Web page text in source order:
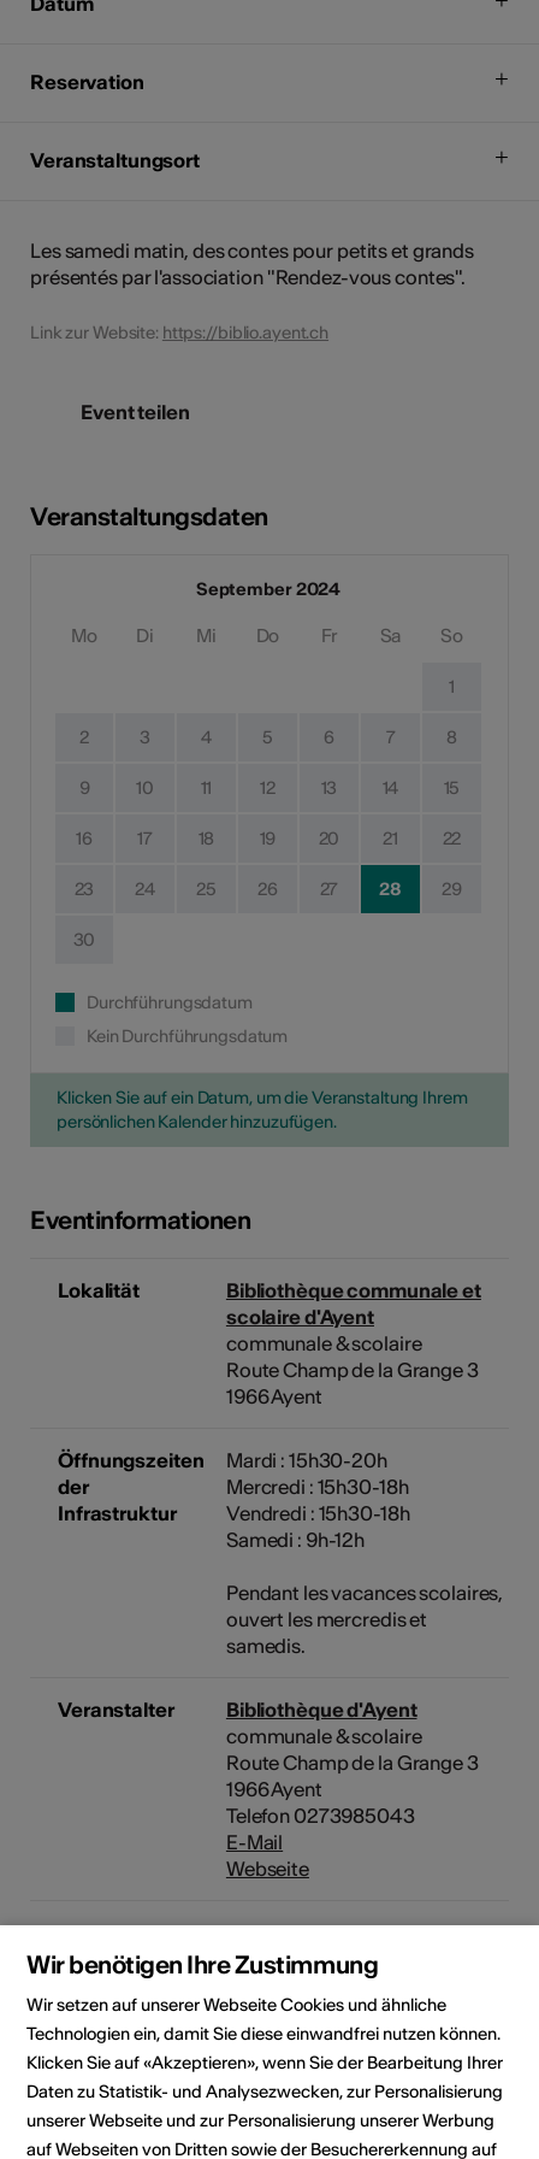
Reservation
Veranstaltungsort
Les samedi matin, des contes pour petits et grands
présentés par l'association "Rendez-vous contes".
Link zur Website: https://biblio.ayent.ch
Event teilen
Veranstaltungsdaten
September 2024
Mo Di Mi Do Fr Sa So
1
2 3 4 5 6 7 8
9 10 11 12 13 14 15
16 17 18 19 20 21 22
23 24 25 26 27 28 29
30
Durchführungsdatum
Kein Durchführungsdatum
Klicken Sie auf ein Datum, um die Veranstaltung Ihrem
persönlichen Kalender hinzuzufügen.
Eventinformationen
Lokalität
Bibliothèque communale et
scolaire d'Ayent
communale & scolaire
Route Champ de la Grange 3
1966 Ayent
Öffnungszeiten
der
Infrastruktur
Mardi : 15h30-20h
Mercredi : 15h30-18h
Vendredi : 15h30-18h
Samedi : 9h-12h
Pendant les vacances scolaires,
ouvert les mercredis et
samedis.
Veranstalter
Bibliothèque d'Ayent
communale & scolaire
Route Champ de la Grange 3
1966 Ayent
Telefon 0273985043
E-Mail
Webseite
Rubrik
Art der Veranstaltung
Lesung
Altersfreigabe
Für alle
Zielpublikum
Speziell für Kinder
Wir benötigen Ihre Zustimmung
Wir setzen auf unserer Webseite Cookies und ähnliche
Technologien ein, damit Sie diese einwandfrei nutzen können.
Klicken Sie auf «Akzeptieren», wenn Sie der Bearbeitung Ihrer
Daten zu Statistik- und Analysezwecken, zur Personalisierung
unserer Webseite und zur Personalisierung unserer Werbung
auf Webseiten von Dritten sowie der Besuchererkennung auf